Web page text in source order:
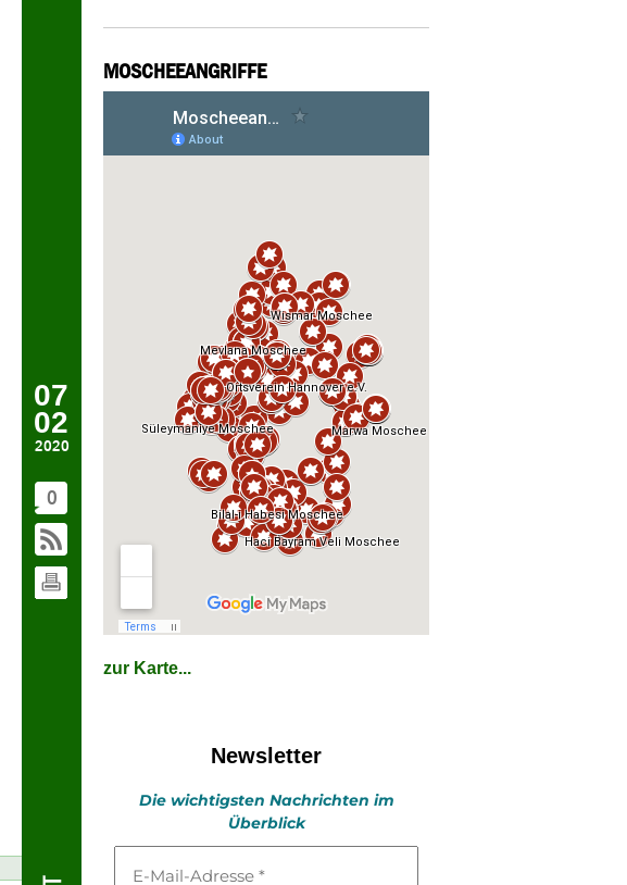
07
02
2020
0
MOSCHEEANGRIFFE
zur Karte...
Newsletter
Die wichtigsten Nachrichten im
Überblick
Mail-